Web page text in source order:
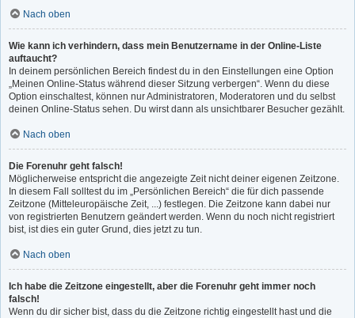
Nach oben
Wie kann ich verhindern, dass mein Benutzername in der Online-Liste
auftaucht?
In deinem persönlichen Bereich findest du in den Einstellungen eine Option
„Meinen Online-Status während dieser Sitzung verbergen“. Wenn du diese
Option einschaltest, können nur Administratoren, Moderatoren und du selbst
deinen Online-Status sehen. Du wirst dann als unsichtbarer Besucher gezählt.
Nach oben
Die Forenuhr geht falsch!
Möglicherweise entspricht die angezeigte Zeit nicht deiner eigenen Zeitzone.
In diesem Fall solltest du im „Persönlichen Bereich“ die für dich passende
Zeitzone (Mitteleuropäische Zeit, ...) festlegen. Die Zeitzone kann dabei nur
von registrierten Benutzern geändert werden. Wenn du noch nicht registriert
bist, ist dies ein guter Grund, dies jetzt zu tun.
Nach oben
Ich habe die Zeitzone eingestellt, aber die Forenuhr geht immer noch
falsch!
Wenn du dir sicher bist, dass du die Zeitzone richtig eingestellt hast und die